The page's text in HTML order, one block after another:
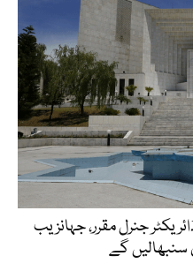
جنرل مقرر، جہانزیب
سنبھالیں گے